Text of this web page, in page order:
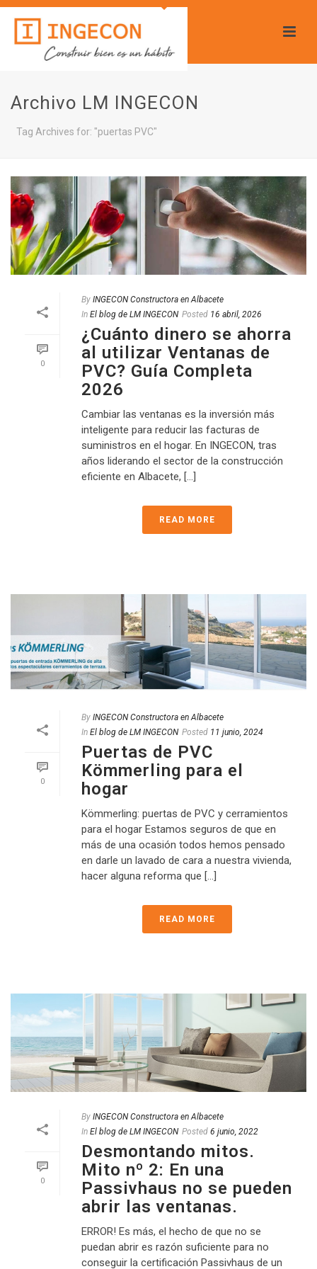
Archivo LM INGECON
Tag Archives for: "puertas PVC"
0
By INGECON Constructora en Albacete
In El blog de LM INGECON Posted 16 abril, 2026
¿Cuánto dinero se ahorra
al utilizar Ventanas de
PVC? Guía Completa
2026
Cambiar las ventanas es la inversión más
inteligente para reducir las facturas de
suministros en el hogar. En INGECON, tras
años liderando el sector de la construcción
eficiente en Albacete, [...]
READ MORE
0
By INGECON Constructora en Albacete
In El blog de LM INGECON Posted 11 junio, 2024
Puertas de PVC
Kömmerling para el
hogar
Kömmerling: puertas de PVC y cerramientos
para el hogar Estamos seguros de que en
más de una ocasión todos hemos pensado
en darle un lavado de cara a nuestra vivienda,
hacer alguna reforma que [...]
READ MORE
0
By INGECON Constructora en Albacete
In El blog de LM INGECON Posted 6 junio, 2022
Desmontando mitos.
Mito nº 2: En una
Passivhaus no se pueden
abrir las ventanas.
ERROR! Es más, el hecho de que no se
puedan abrir es razón suficiente para no
conseguir la certificación Passivhaus de un